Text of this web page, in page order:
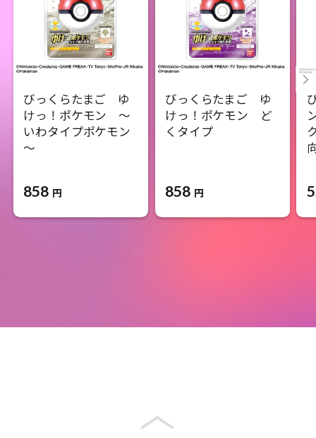
びっくらたまご ゆ
けっ！ポケモン ～
いわタイプポケモン
～
858 円
びっくらたまご ゆ
けっ！ポケモン ど
くタイプ
858 円